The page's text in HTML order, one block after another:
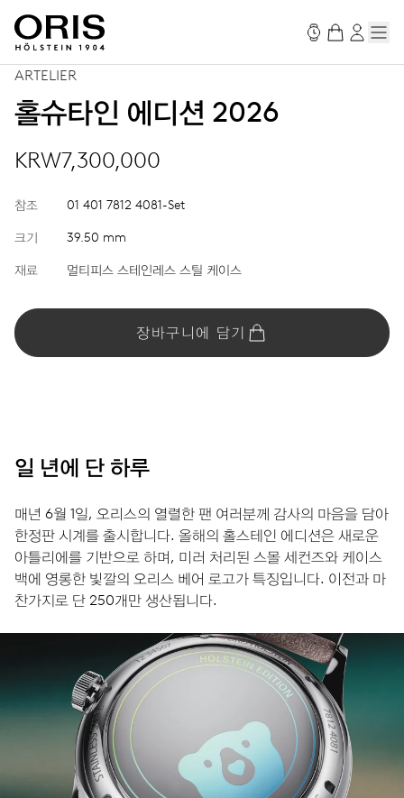
ARTELIER
홀슈타인 에디션 2026
KRW7,300,000
참조 01 401 7812 4081-Set
크기 39.50 mm
재료 멀티피스 스테인레스 스틸 케이스
장바구니에 담기
일 년에 단 하루
매년 6월 1일, 오리스의 열렬한 팬 여러분께 감사의 마음을 담아
한정판 시계를 출시합니다. 올해의 홀스테인 에디션은 새로운
아틀리에를 기반으로 하며, 미러 처리된 스몰 세컨즈와 케이스
백에 영롱한 빛깔의 오리스 베어 로고가 특징입니다. 이전과 마
찬가지로 단 250개만 생산됩니다.